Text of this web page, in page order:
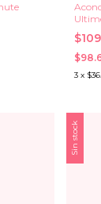
3 x
Sin stock